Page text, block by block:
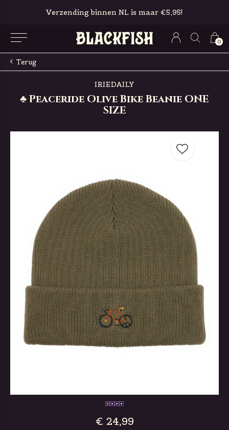
0
Verzending binnen NL is maar €5,95!
Terug
IRIEDAILY
♣ Peaceride Olive Bike Beanie ONE
SIZE
€ 24,99